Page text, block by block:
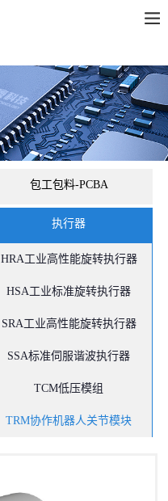
包工包料-PCBA
执行器
HRA工业高性能旋转执行器
HSA工业标准旋转执行器
SRA工业高性能旋转执行器
SSA标准伺服谐波执行器
TCM低压模组
TRM协作机器人关节模块